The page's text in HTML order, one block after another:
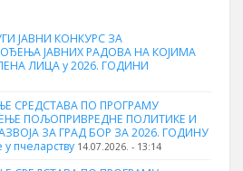
ЈАВНИ КОНКУРС ЗА
ЈАВНИХ РАДОВА НА КОЈИМА
ЛИЦА у 2026. ГОДИНИ
СРЕДСТАВА ПО ПРОГРАМУ
ПОЉОПРИВРЕДНЕ ПОЛИТИКЕ И
ЗА ГРАД БОР ЗА 2026. ГОДИНУ
пчеларству 14.07.2026. - 13:14